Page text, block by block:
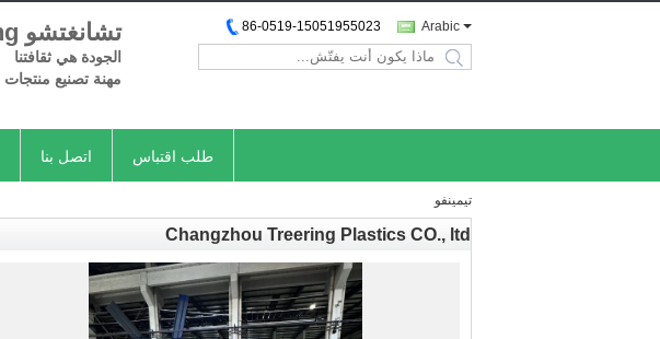
تشانغتشو Treering بلاستيك المحدودة
الجودة هي ثقافتنا
مهنة تصنيع منتجات
Arabic
86-0519-15051955023
search
اتصل بنا طلب اقتباس
تيمينفو
Changzhou Treering Plastics CO., ltd